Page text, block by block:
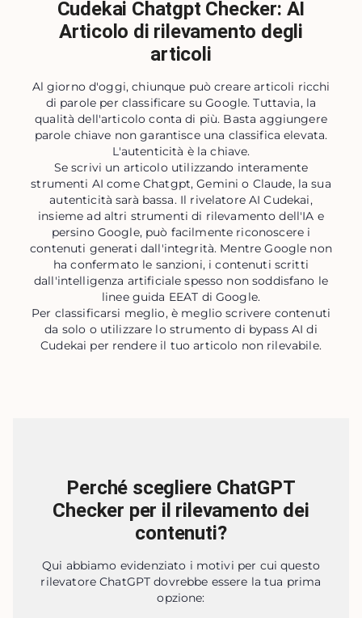
Cudekai Chatgpt Checker: AI
Articolo di rilevamento degli
articoli
Al giorno d'oggi, chiunque può creare articoli ricchi
di parole per classificare su Google. Tuttavia, la
qualità dell'articolo conta di più. Basta aggiungere
parole chiave non garantisce una classifica elevata.
L'autenticità è la chiave.
Se scrivi un articolo utilizzando interamente
strumenti AI come Chatgpt, Gemini o Claude, la sua
autenticità sarà bassa. Il rivelatore AI Cudekai,
insieme ad altri strumenti di rilevamento dell'IA e
persino Google, può facilmente riconoscere i
contenuti generati dall'integrità. Mentre Google non
ha confermato le sanzioni, i contenuti scritti
dall'intelligenza artificiale spesso non soddisfano le
linee guida EEAT di Google.
Per classificarsi meglio, è meglio scrivere contenuti
da solo o utilizzare lo strumento di bypass AI di
Cudekai per rendere il tuo articolo non rilevabile.
Perché scegliere ChatGPT
Checker per il rilevamento dei
contenuti?
Qui abbiamo evidenziato i motivi per cui questo
rilevatore ChatGPT dovrebbe essere la tua prima
opzione: